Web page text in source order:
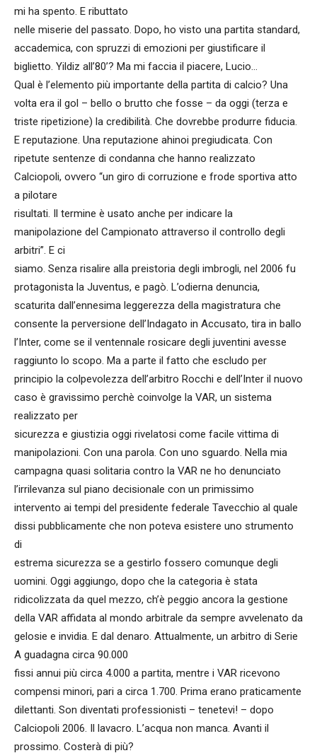
mi ha spento. E ributtato
nelle miserie del passato. Dopo, ho visto una partita standard,
accademica, con spruzzi di emozioni per giustificare il
biglietto. Yildiz all’80’? Ma mi faccia il piacere, Lucio…
Qual è l’elemento più importante della partita di calcio? Una
volta era il gol – bello o brutto che fosse – da oggi (terza e
triste ripetizione) la credibilità. Che dovrebbe produrre fiducia.
E reputazione. Una reputazione ahinoi pregiudicata. Con
ripetute sentenze di condanna che hanno realizzato
Calciopoli, ovvero “un giro di corruzione e frode sportiva atto
a pilotare
risultati. Il termine è usato anche per indicare la
manipolazione del Campionato attraverso il controllo degli
arbitri”. E ci
siamo. Senza risalire alla preistoria degli imbrogli, nel 2006 fu
protagonista la Juventus, e pagò. L’odierna denuncia,
scaturita dall’ennesima leggerezza della magistratura che
consente la perversione dell’Indagato in Accusato, tira in ballo
l’Inter, come se il ventennale rosicare degli juventini avesse
raggiunto lo scopo. Ma a parte il fatto che escludo per
principio la colpevolezza dell’arbitro Rocchi e dell’Inter il nuovo
caso è gravissimo perchè coinvolge la VAR, un sistema
realizzato per
sicurezza e giustizia oggi rivelatosi come facile vittima di
manipolazioni. Con una parola. Con uno sguardo. Nella mia
campagna quasi solitaria contro la VAR ne ho denunciato
l’irrilevanza sul piano decisionale con un primissimo
intervento ai tempi del presidente federale Tavecchio al quale
dissi pubblicamente che non poteva esistere uno strumento
di
estrema sicurezza se a gestirlo fossero comunque degli
uomini. Oggi aggiungo, dopo che la categoria è stata
ridicolizzata da quel mezzo, ch’è peggio ancora la gestione
della VAR affidata al mondo arbitrale da sempre avvelenato da
gelosie e invidia. E dal denaro. Attualmente, un arbitro di Serie
A guadagna circa 90.000
fissi annui più circa 4.000 a partita, mentre i VAR ricevono
compensi minori, pari a circa 1.700. Prima erano praticamente
dilettanti. Son diventati professionisti – tenetevi! – dopo
Calciopoli 2006. Il lavacro. L’acqua non manca. Avanti il
prossimo. Costerà di più?